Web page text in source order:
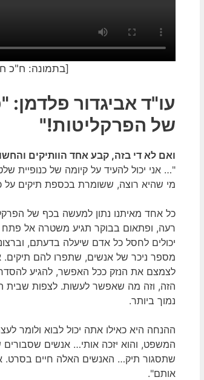
[בתמונה: ח"כ
עו"ד אביגדור
של הפרקליטות!"
ואם לא די בזה, קבע אחד הוותיקים
"… אני יכול להעיד על קיומה של כנופיית
מי שהיא רוצה, ששומרת בכספת תיקים על
כל אחד מאיתנו נתון למעשה בכף של
רעה, ופתאום בבוקר תגיע משטרה אל פתח
יכולים לחסל כל אדם שיעלה בדעתם,
מספר ניכר של אנשים, שתפרו להם
לצמצם את הנזק ככל האפשר, להגיע להסדר
הזה, וזה מה שאפשר לעשות. לצפות שבית
נמוך ביותר.
ההנחה היא כאילו אתה יכול לבוא ולומר
המשפט, והוא יזכה אותי… אנשים
שתסגור תיק… האנשים האלה חיים
אותם".